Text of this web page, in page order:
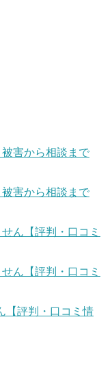
害から相談まで
害から相談まで
ん【評判・口コミ
ん【評判・口コミ
【評判・口コミ情